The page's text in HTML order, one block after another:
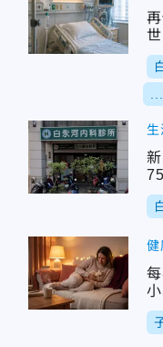
生
健